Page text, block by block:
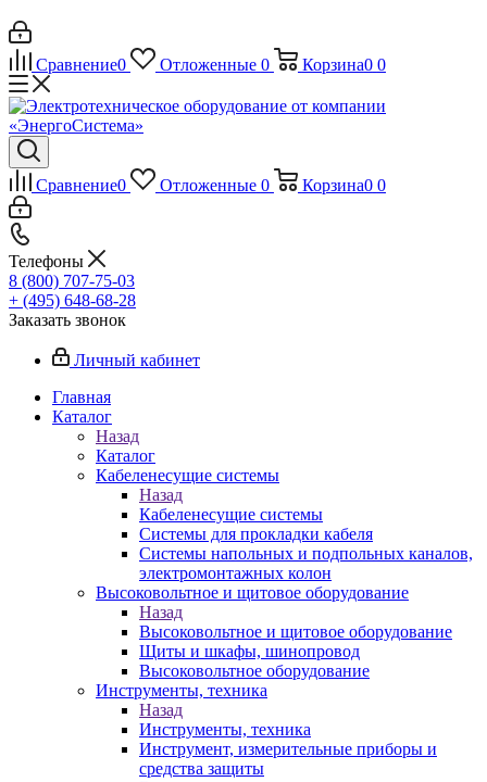
Сравнение0 Отложенные 0 Корзина0 0
Сравнение0 Отложенные 0 Корзина0 0
Телефоны
8 (800) 707-75-03
+ (495) 648-68-28
Заказать звонок
Личный кабинет
Главная
Каталог
Назад
Каталог
Кабеленесущие системы
Назад
Кабеленесущие системы
Системы для прокладки кабеля
Системы напольных и подпольных каналов,
электромонтажных колон
Высоковольтное и щитовое оборудование
Назад
Высоковольтное и щитовое оборудование
Щиты и шкафы, шинопровод
Высоковольтное оборудование
Инструменты, техника
Назад
Инструменты, техника
Инструмент, измерительные приборы и
средства защиты